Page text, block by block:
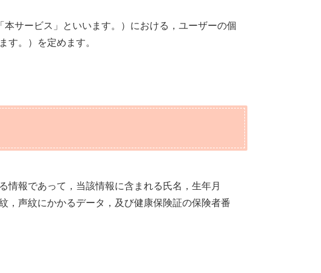
サービス」といいます。）における，ユーザーの個
す。）を定めます。
情報であって，当該情報に含まれる氏名，生年月
，声紋にかかるデータ，及び健康保険証の保険者番